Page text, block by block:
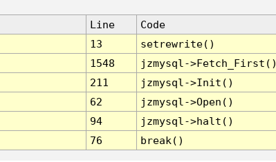
Line
Code
13
setrewrite()
1548
jzmysql-
211
jzmysql->Init()
62
jzmysql->Open()
94
jzmysql->halt()
76 break()